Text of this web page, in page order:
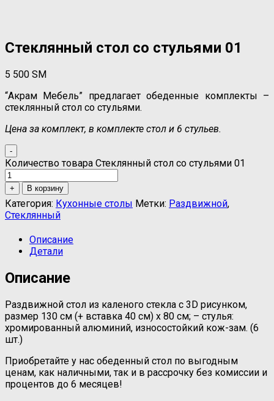
Стеклянный стол со стульями 01
5 500 ЅМ
“Акрам Мебель” предлагает обеденные комплекты –
стеклянный стол со стульями.
Цена за комплект, в комплекте стол и 6 стульев.
-
Количество товара Стеклянный стол со стульями 01
+ В корзину
Категория: Кухонные столы Метки: Раздвижной,
Стеклянный
Описание
Детали
Описание
Раздвижной стол из каленого стекла с 3D рисунком,
размер 130 см (+ вставка 40 см) х 80 см; – стулья:
хромированный алюминий, износостойкий кож-зам. (6
шт.)
Приобретайте у нас обеденный стол по выгодным
ценам, как наличными, так и в рассрочку без комиссии и
процентов до 6 месяцев!